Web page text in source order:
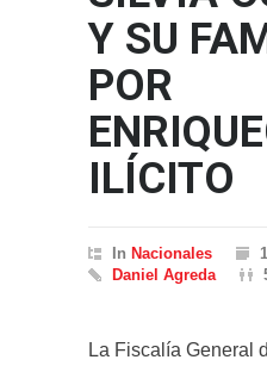
Y SU
POR
ILÍCITO
In Nacionales
Daniel Agreda
La Fiscalía General